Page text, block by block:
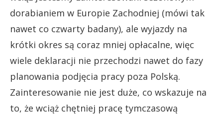
dorabianiem w Europie Zachodniej (mówi tak
nawet co czwarty badany), ale wyjazdy na
krótki okres są coraz mniej opłacalne, więc
wiele deklaracji nie przechodzi nawet do fazy
planowania podjęcia pracy poza Polską.
Zainteresowanie nie jest duże, co wskazuje na
to, że wciąż chętniej pracę tymczasową